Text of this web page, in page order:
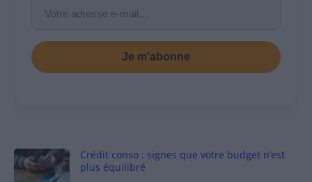
Je m’abonne
Crédit conso : signes que votre budget n’est
plus équilibré